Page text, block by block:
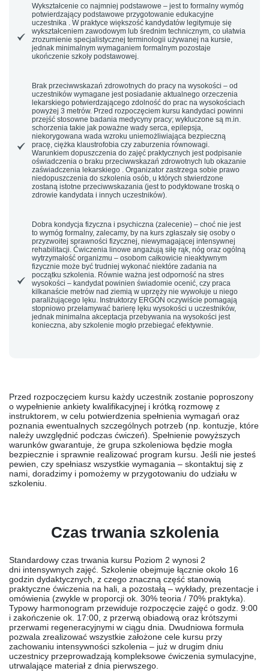
Wykształcenie co najmniej podstawowe – jest to formalny wymóg
potwierdzający podstawowe przygotowanie edukacyjne
uczestnika . W praktyce większość kandydatów legitymuje się
wykształceniem zawodowym lub średnim technicznym, co ułatwia
zrozumienie specjalistycznej terminologii używanej na kursie,
jednak minimalnym wymaganiem formalnym pozostaje
ukończenie szkoły podstawowej.
Brak przeciwwskazań zdrowotnych do pracy na wysokości – od
uczestników wymagane jest posiadanie aktualnego orzeczenia
lekarskiego potwierdzającego zdolność do prac na wysokościach
powyżej 3 metrów. Przed rozpoczęciem kursu kandydaci powinni
przejść stosowne badania medycyny pracy; wykluczone są m.in.
schorzenia takie jak poważne wady serca, epilepsja,
niekorygowana wada wzroku uniemożliwiająca bezpieczną
pracę, ciężka klaustrofobia czy zaburzenia równowagi.
Warunkiem dopuszczenia do zajęć praktycznych jest podpisanie
oświadczenia o braku przeciwwskazań zdrowotnych lub okazanie
zaświadczenia lekarskiego . Organizator zastrzega sobie prawo
niedopuszczenia do szkolenia osób, u których stwierdzone
zostaną istotne przeciwwskazania (jest to podyktowane troską o
zdrowie kandydata i innych uczestników).
Dobra kondycja fizyczna i psychiczna (zalecenie) – choć nie jest
to wymóg formalny, zalecamy, by na kurs zgłaszały się osoby o
przyzwoitej sprawności fizycznej, niewymagającej intensywnej
rehabilitacji. Ćwiczenia linowe angażują siłę rąk, nóg oraz ogólną
wytrzymałość organizmu – osobom całkowicie nieaktywnym
fizycznie może być trudniej wykonać niektóre zadania na
początku szkolenia. Równie ważna jest odporność na stres
wysokości – kandydat powinien świadomie ocenić, czy praca
kilkanaście metrów nad ziemią w uprzęży nie wywołuje u niego
paraliżującego lęku. Instruktorzy ERGON oczywiście pomagają
stopniowo przełamywać barierę lęku wysokości u uczestników,
jednak minimalna akceptacja przebywania na wysokości jest
konieczna, aby szkolenie mogło przebiegać efektywnie.
Przed rozpoczęciem kursu każdy uczestnik zostanie poproszony
o wypełnienie ankiety kwalifikacyjnej i krótką rozmowę z
instruktorem, w celu potwierdzenia spełnienia wymagań oraz
poznania ewentualnych szczególnych potrzeb (np. kontuzje, które
należy uwzględnić podczas ćwiczeń). Spełnienie powyższych
warunków gwarantuje, że grupa szkoleniowa będzie mogła
bezpiecznie i sprawnie realizować program kursu. Jeśli nie jesteś
pewien, czy spełniasz wszystkie wymagania – skontaktuj się z
nami, doradzimy i pomożemy w przygotowaniu do udziału w
szkoleniu.
Czas trwania szkolenia
Standardowy czas trwania kursu Poziom 2 wynosi 2
dni intensywnych zajęć. Szkolenie obejmuje łącznie około 16
godzin dydaktycznych , z czego znaczną część stanowią
praktyczne ćwiczenia na hali, a pozostałą – wykłady, prezentacje i
omówienia (zwykle w proporcji ok. 30% teoria / 70% praktyka).
Typowy harmonogram przewiduje rozpoczęcie zajęć o godz. 9:00
i zakończenie ok. 17:00, z przerwą obiadową oraz krótszymi
przerwami regeneracyjnymi w ciągu dnia. Dwudniowa formuła
pozwala zrealizować wszystkie założone cele kursu przy
zachowaniu intensywności szkolenia – już w drugim dniu
uczestnicy przeprowadzają kompleksowe ćwiczenia symulacyjne,
utrwalające materiał z dnia pierwszego.